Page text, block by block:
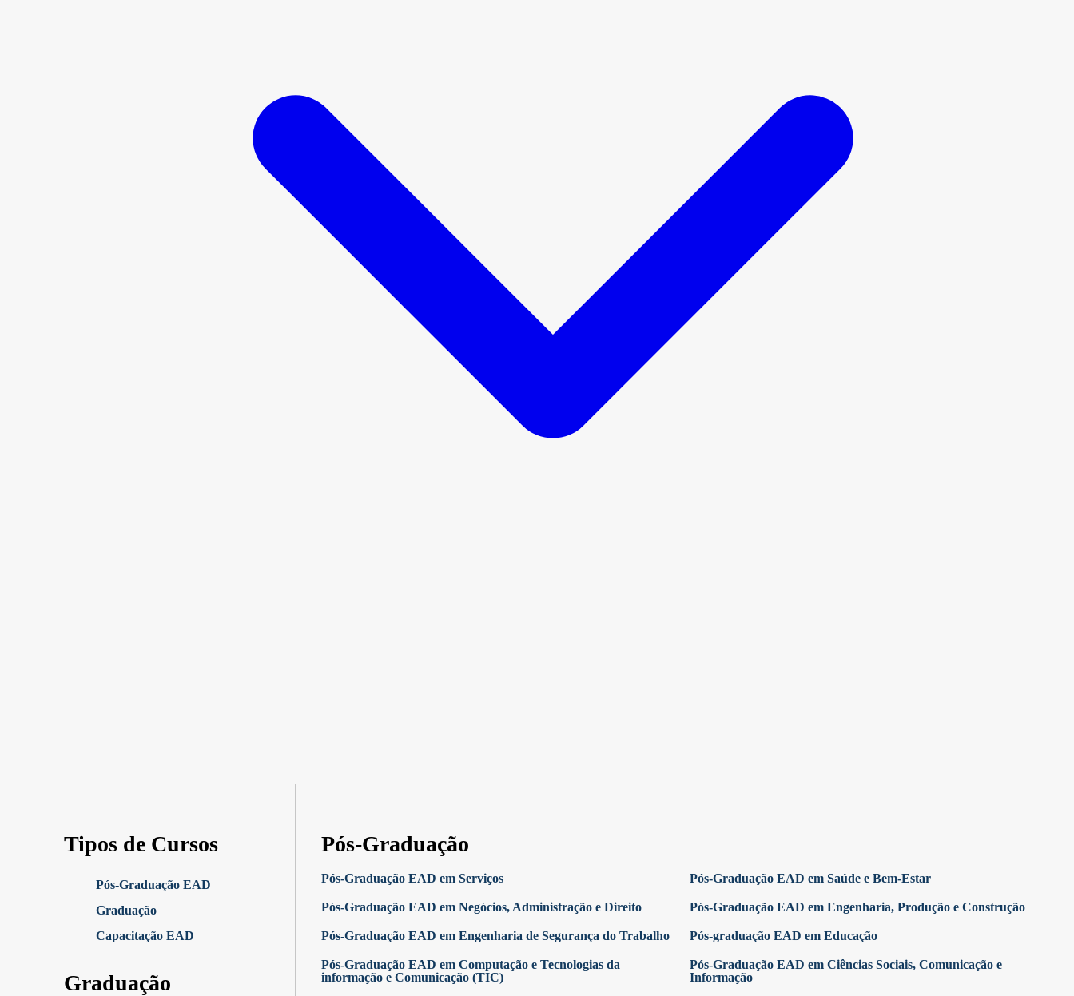
Tipos de Cursos
Pós-Graduação EAD
Graduação
Capacitação EAD
Graduação
Pós-Graduação
Pós-Graduação EAD em Serviços Pós-Graduação EAD em Saúde e Bem-Estar
Pós-Graduação EAD em Negócios, Administração e Direito Pós-Graduação EAD em Engenharia, Produção e Construção
Pós-Graduação EAD em Engenharia de Segurança do Trabalho Pós-graduação EAD em Educação
Pós-Graduação EAD em Computação e Tecnologias da
informação e Comunicação (TIC)
Pós-Graduação EAD em Ciências Sociais, Comunicação e
Informação